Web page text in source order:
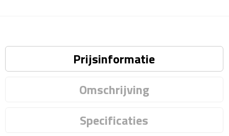
Auto telefoonhouders
Prijsinformatie
Omschrijving
Specificaties